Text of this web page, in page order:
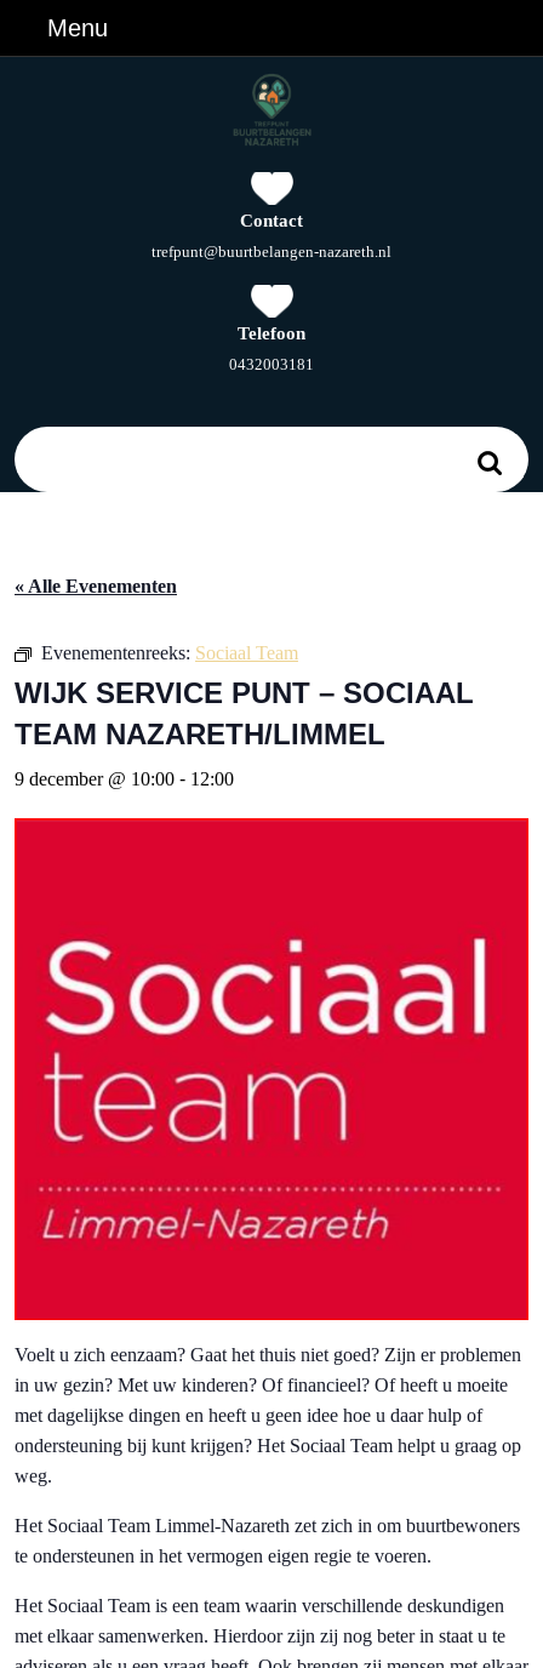
Menu
Contact
trefpunt@buurtbelangen-nazareth.nl
Telefoon
0432003181
« Alle Evenementen
Evenementenreeks: Sociaal Team
WIJK SERVICE PUNT – SOCIAAL
TEAM NAZARETH/LIMMEL
9 december @ 10:00 - 12:00
Voelt u zich eenzaam? Gaat het thuis niet goed? Zijn er problemen
in uw gezin? Met uw kinderen? Of financieel? Of heeft u moeite
met dagelijkse dingen en heeft u geen idee hoe u daar hulp of
ondersteuning bij kunt krijgen? Het Sociaal Team helpt u graag op
weg.
Het Sociaal Team Limmel-Nazareth zet zich in om buurtbewoners
te ondersteunen in het vermogen eigen regie te voeren.
Het Sociaal Team is een team waarin verschillende deskundigen
met elkaar samenwerken. Hierdoor zijn zij nog beter in staat u te